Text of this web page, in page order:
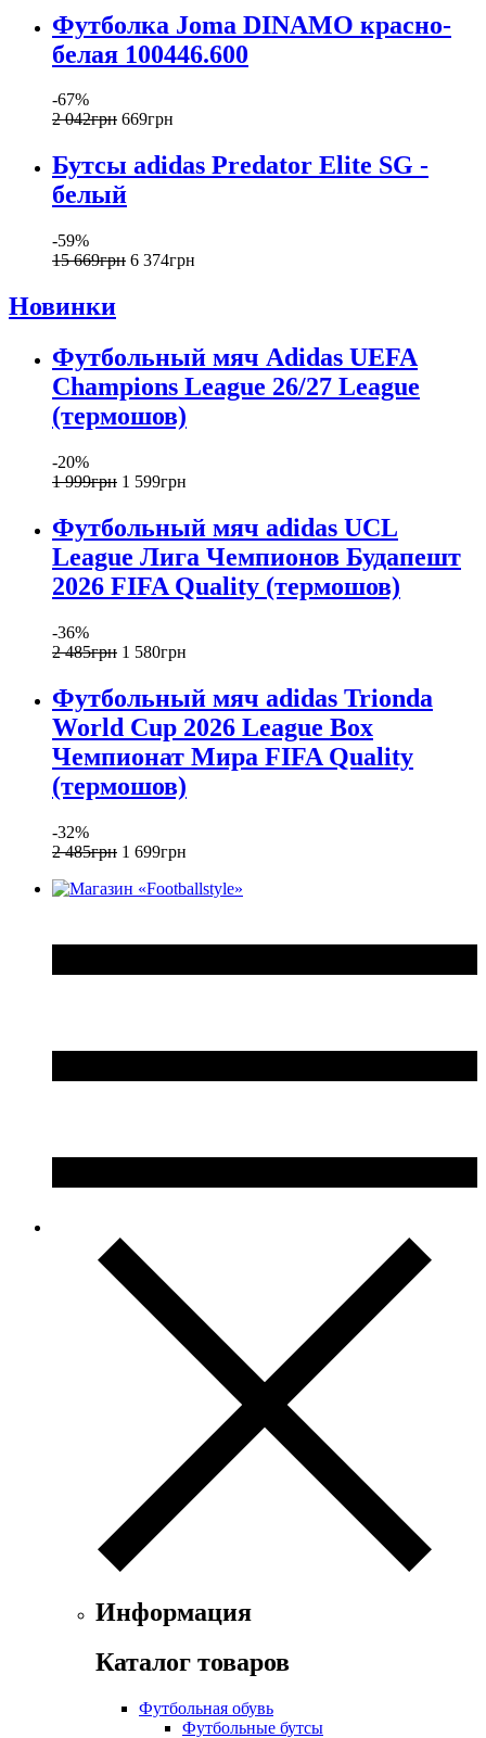
Футболка Joma DINAMO красно-
белая 100446.600
-67%
2 042грн 669грн
Бутсы adidas Predator Elite SG -
белый
-59%
15 669грн 6 374грн
Новинки
Футбольный мяч Adidas UEFA
Champions League 26/27 League
(термошов)
-20%
1 999грн 1 599грн
Футбольный мяч adidas UCL
League Лига Чемпионов Будапешт
2026 FIFA Quality (термошов)
-36%
2 485грн 1 580грн
Футбольный мяч adidas Trionda
World Cup 2026 League Box
Чемпионат Мира FIFA Quality
(термошов)
-32%
2 485грн 1 699грн
Информация
Каталог товаров
Футбольная обувь
Футбольные бутсы